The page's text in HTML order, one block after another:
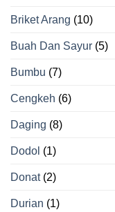
Briket Arang (10)
Buah Dan Sayur (5)
Bumbu (7)
Cengkeh (6)
Daging (8)
Dodol (1)
Donat(2)
Durian (1)